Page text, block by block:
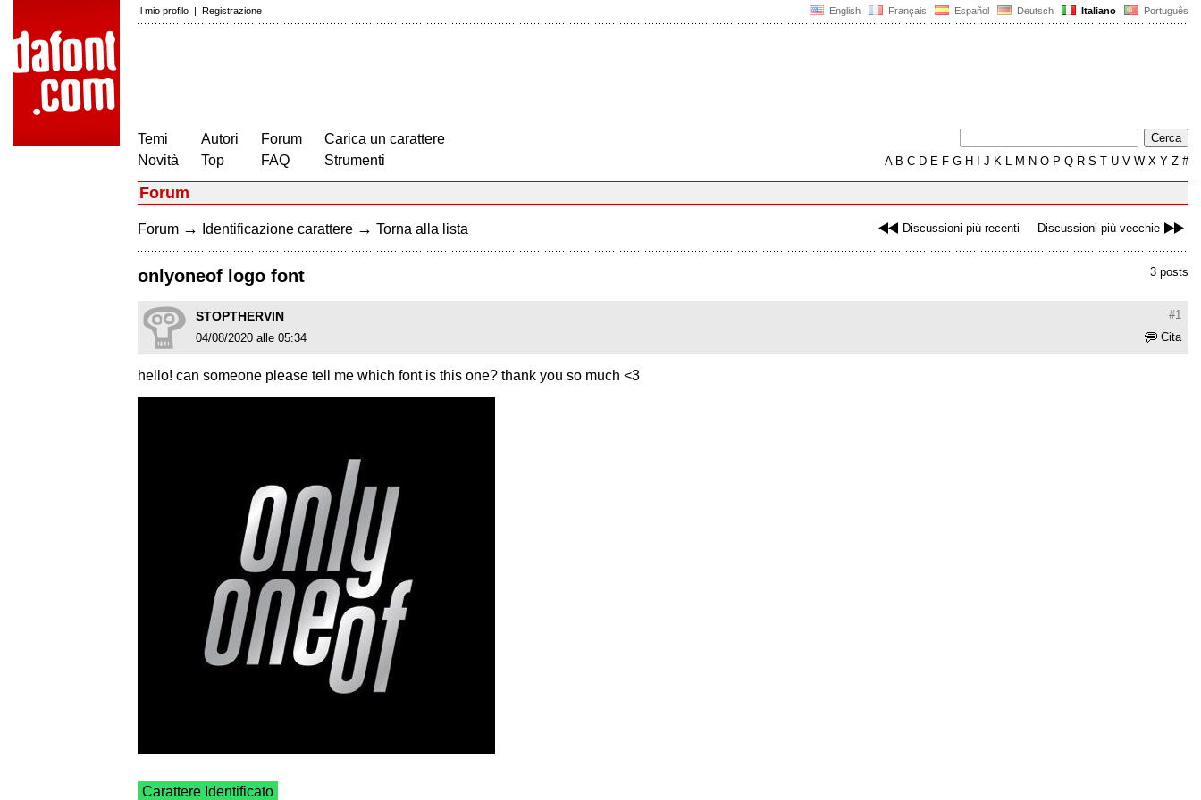
English Français Español Deutsch Italiano Português
Il mio profilo | Registrazione
Temi
Novità
Autori
Top
Forum
FAQ
Carica un carattere
Strumenti
AB C D E F G H J K L M N O P Q R S T U V W X Y Z #
Forum
Discussioni più recenti Discussioni più vecchie
Forum → Identificazione carattere → Torna alla lista
3 posts
onlyoneof logo font
#1
STOPTHERVIN
Cita
04/08/2020 alle 05:34
hello! can someone please tell me which font is this one? thank you so much <3
Carattere Identificato